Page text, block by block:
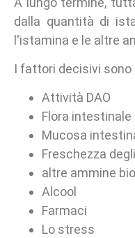
dalla quantità di
l'istamina e le altre
I fattori decisivi sono
Attività DAO
Flora intestinale
Mucosa
Freschezza
altre ammine
Alcool
Farmaci
Lo stress